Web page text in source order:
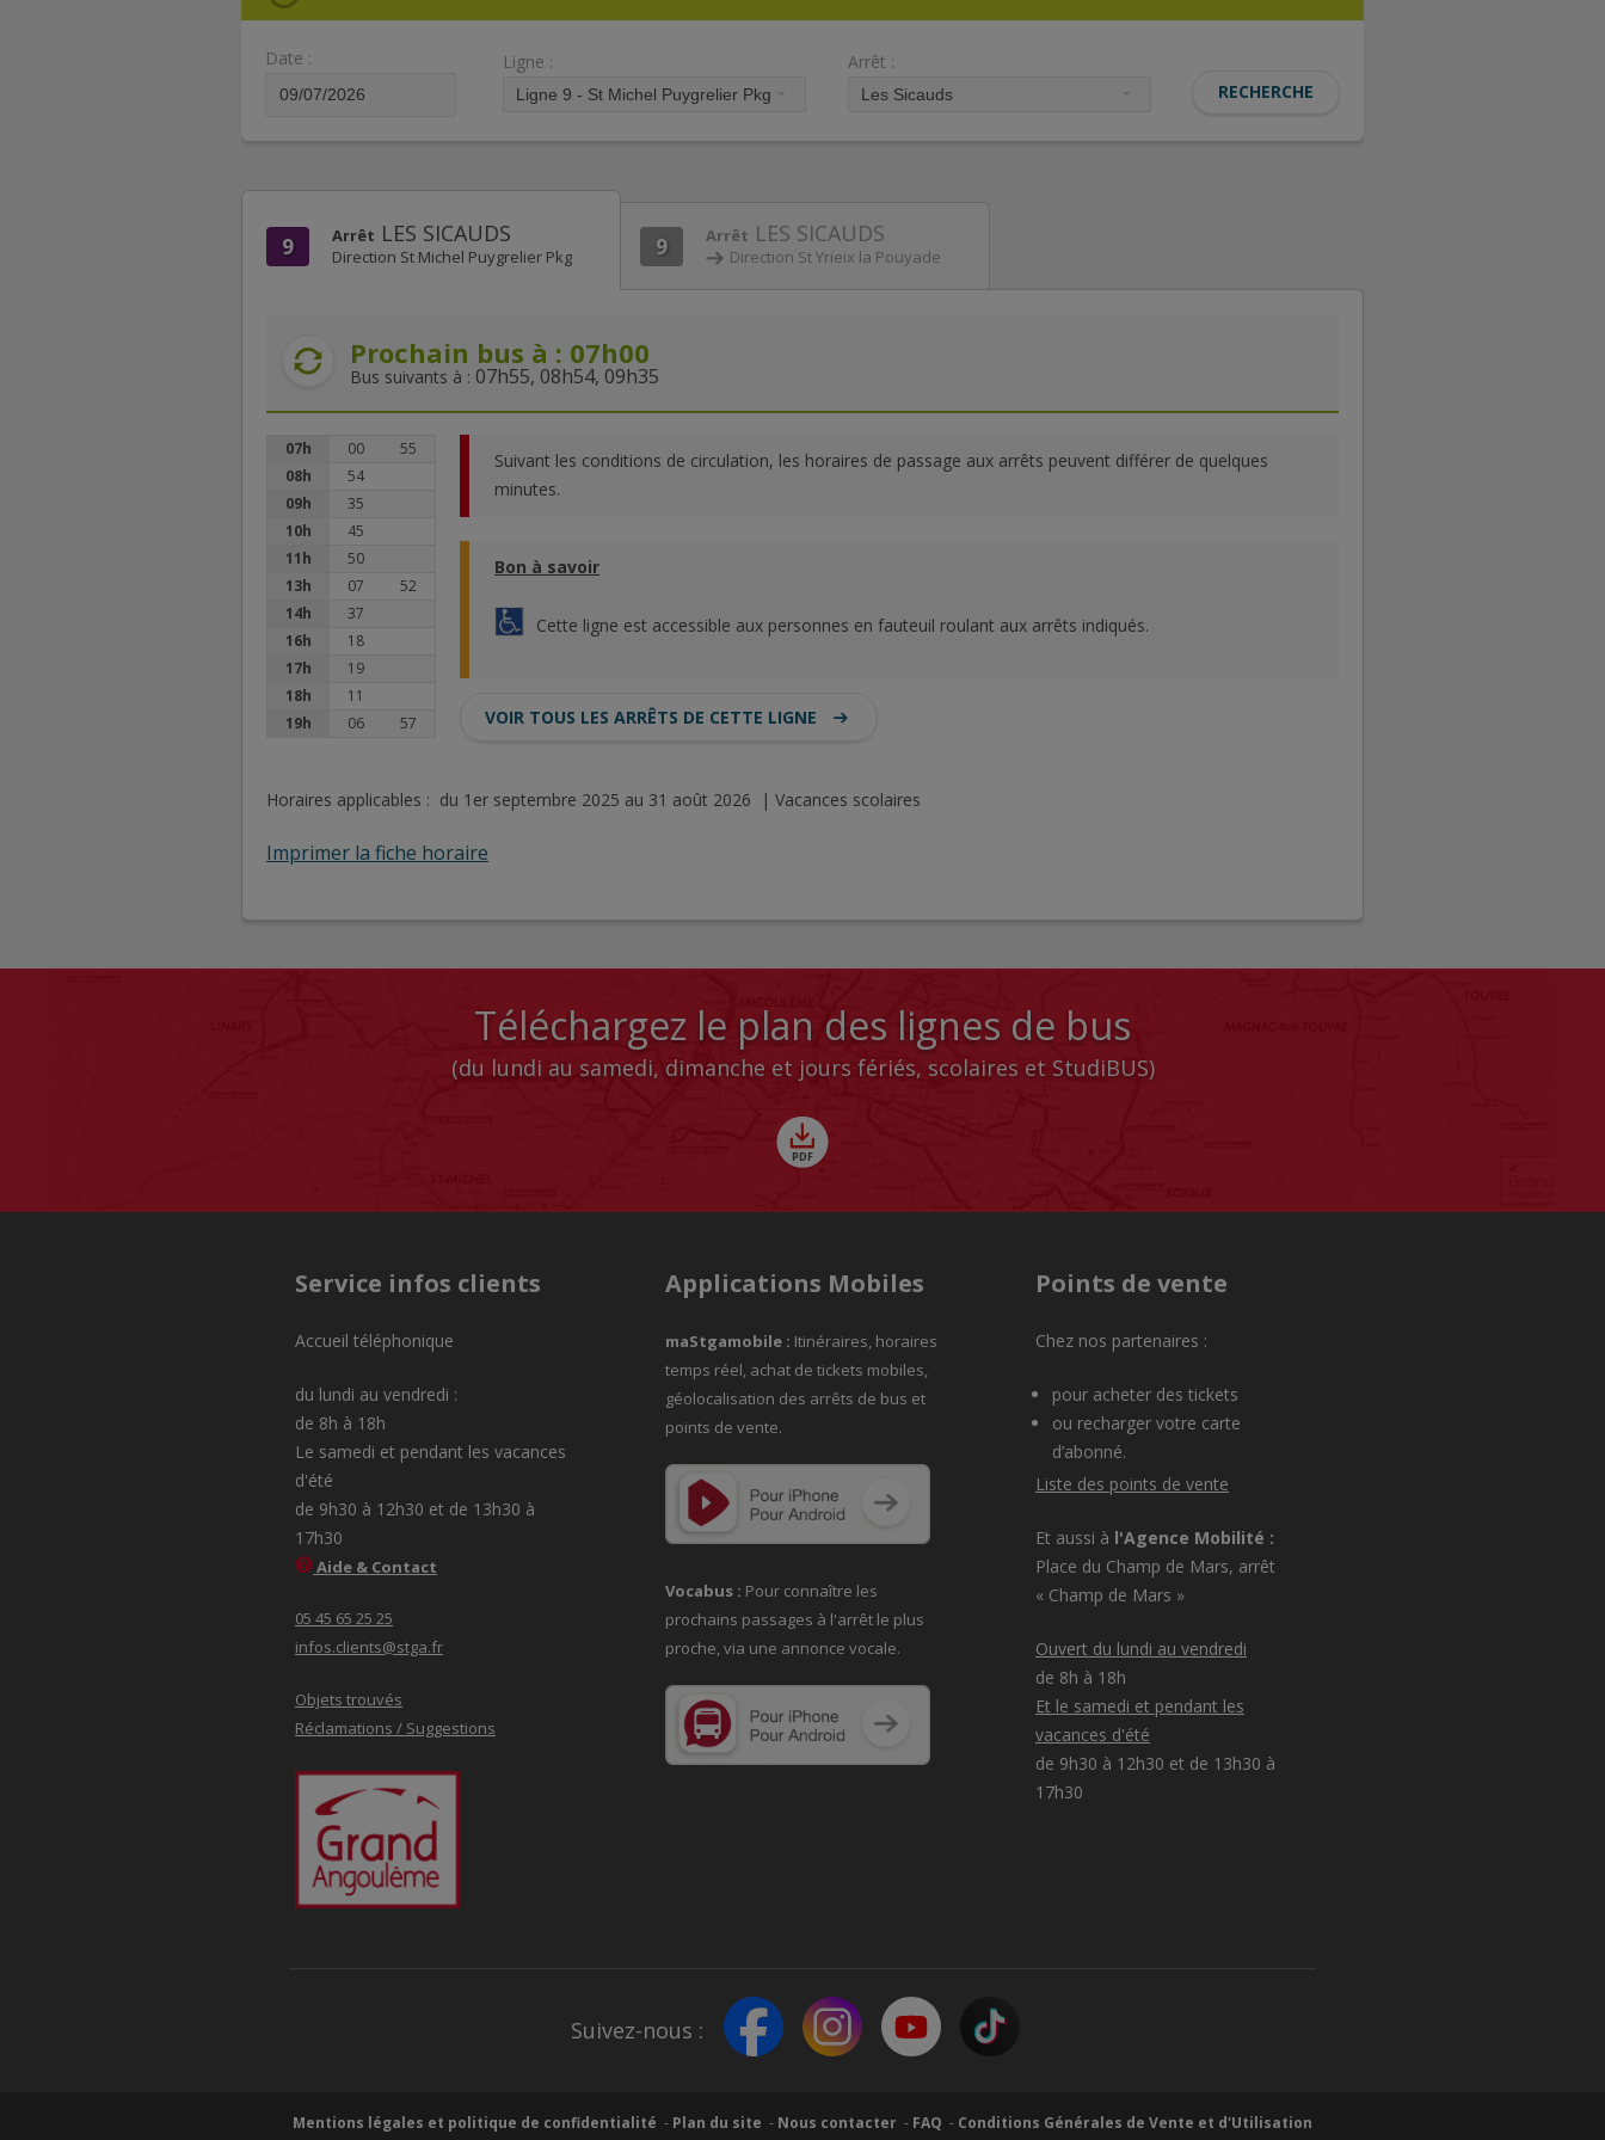
Date : Ligne : Arrêt :
9 Arrêt LES SICAUDS
Direction St Michel Puygrelier Pkg 9 Arrêt LES SICAUDS
Direction St Yrieix la Pouyade
Prochain bus à : 07h00
Bus suivants à : 07h55, 08h54, 09h35
07h 00
55
08h
54
09h
35
10h
45
11h
50
13h
07
52
14h
37
16h
18
17h
19
18h
11
19h
06 57
Suivant les conditions de circulation, les horaires de passage aux arrêts peuvent différer de quelques
minutes.
Bon à savoir
Cette ligne est accessible aux personnes en fauteuil roulant aux arrêts indiqués.
VOIR TOUS LES ARRÊTS DE CETTE LIGNE
Horaires applicables : du 1er septembre 2025 au 31 août 2026 | Vacances scolaires
Imprimer la fiche horaire
Téléchargez le plan des lignes de bus
(du lundi au samedi, dimanche et jours fériés, scolaires et StudiBUS)
Service infos clients
Accueil téléphonique
du lundi au vendredi :
de 8h à 18h
Le samedi et pendant les vacances
d'été
de 9h30 à 12h30 et de 13h30 à
17h30
Aide & Contact
05 45 65 25 25
infos.clients@stga.fr
Objets trouvés
Réclamations / Suggestions
Applications Mobiles
maStgamobile : Itinéraires, horaires
temps réel, achat de tickets mobiles,
géolocalisation des arrêts de bus et
points de vente.
Vocabus : Pour connaître les
prochains passages à l'arrêt le plus
proche, via une annonce vocale.
Points de vente
Chez nos partenaires :
pour acheter des tickets
ou recharger votre carte
d’abonné.
Liste des points de vente
Et aussi à l'Agence Mobilité :
Place du Champ de Mars, arrêt
« Champ de Mars »
Ouvert du lundi au vendredi
de 8h à 18h
Et le samedi et pendant les
vacances d'été
de 9h30 à 12h30 et de 13h30 à
17h30
Suivez-nous :
Mentions légales et politique de confidentialité Plan du site Nous contacter FAQ Conditions Générales de Vente et d'Utilisation